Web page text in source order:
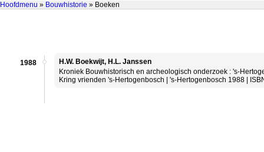
Hoofdmenu » Bouwhistorie » Boeken
1988
H.W. Boekwijt, H.L. Janssen
Kroniek Bouwhistorisch en archeologisch onderzoek : 's-
Kring vrienden 's-Hertogenbosch | 's-Hertogenbosch 1988 |